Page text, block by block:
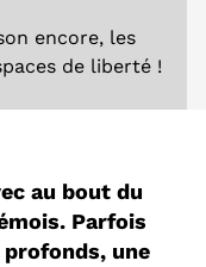
encore, les
de liberté !
au bout du
Parfois
une